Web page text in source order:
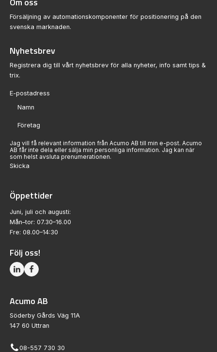
Försäljning av automationskomponenter för positionering på den
svenska marknaden.
Nyhetsbrev
Registrera dig till vårt nyhetsbrev för alla nyheter, info samt tips &
trix.
Sektion
Jag vill få relevant information från Acumo AB till min e-post. Acumo
AB får inte dela eller sälja min personliga information. Jag kan när
som helst avsluta prenumerationen.
Skicka
Öppettider
Juni, juli och augusti:
Mån–tor: 07.30–16.00
Fre: 08.00–14:30
Följ oss!
Acumo AB
Söderby Gårds Väg 11A
147 60 Uttran
08-557 730 30